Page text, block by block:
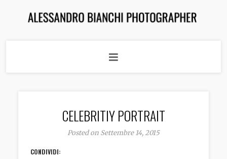
CELEBRITIY PORTRAIT
Posted on Settembre 14, 2015
CONDIVIDI: